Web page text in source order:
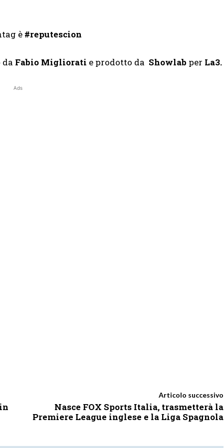
è #reputescion
Fabio Migliorati e prodotto da Showlab per La3.
Ads
Articolo successivo
Nasce FOX Sports Italia, trasmetterà la
Premiere League inglese e la Liga Spagnola